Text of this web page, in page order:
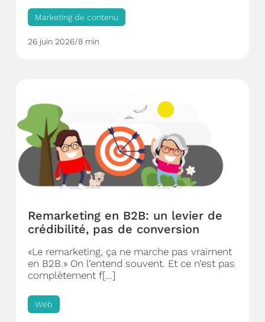
Marketing de contenu
26 juin 2026/8 min
Remarketing en B2B: un levier de
crédibilité, pas de conversion
«Le remarketing, ça ne marche pas vraiment
en B2B.» On l’entend souvent. Et ce n’est pas
complètement f[...]
Web